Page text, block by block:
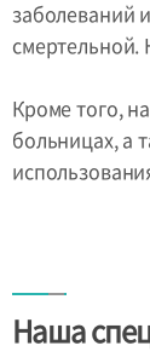
заболеваний
смертельной.
Кроме того,
больницах, а
Наша